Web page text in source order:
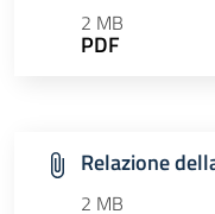
2 MB
PDF
Relazione
2 MB